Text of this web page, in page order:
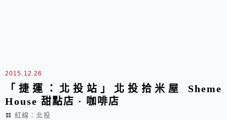
2015.12.26
「捷運：北投站」北投拾米屋 Sheme
House 甜點店 · 咖啡店
紅線：北投